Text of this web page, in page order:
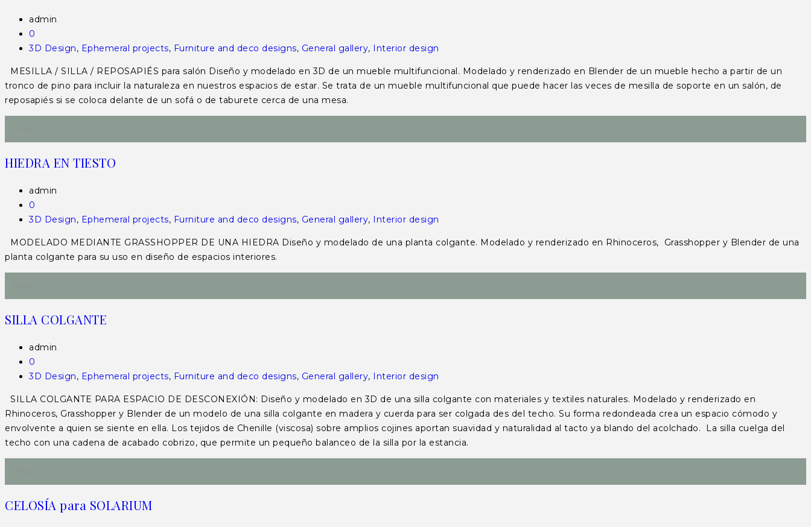
admin
0
3D Design, Ephemeral projects, Furniture and deco designs, General gallery, Interior design
MESILLA / SILLA / REPOSAPIÉS para salón Diseño y modelado en 3D de un mueble multifuncional. Modelado y renderizado en Blender de un mueble hecho a partir de un
tronco de pino para incluir la naturaleza en nuestros espacios de estar. Se trata de un mueble multifuncional que puede hacer las veces de mesilla de soporte en un salón, de
reposapiés si se coloca delante de un sofá o de taburete cerca de una mesa.
HIEDRA EN TIESTO
admin
0
3D Design, Ephemeral projects, Furniture and deco designs, General gallery, Interior design
MODELADO MEDIANTE GRASSHOPPER DE UNA HIEDRA Diseño y modelado de una planta colgante. Modelado y renderizado en Rhinoceros, Grasshopper y Blender de una
planta colgante para su uso en diseño de espacios interiores.
SILLA COLGANTE
admin
0
3D Design, Ephemeral projects, Furniture and deco designs, General gallery, Interior design
SILLA COLGANTE PARA ESPACIO DE DESCONEXIÓN: Diseño y modelado en 3D de una silla colgante con materiales y textiles naturales. Modelado y renderizado en
Rhinoceros, Grasshopper y Blender de un modelo de una silla colgante en madera y cuerda para ser colgada des del techo. Su forma redondeada crea un espacio cómodo y
envolvente a quien se siente en ella. Los tejidos de Chenille (viscosa) sobre amplios cojines aportan suavidad y naturalidad al tacto ya blando del acolchado. La silla cuelga del
techo con una cadena de acabado cobrizo, que permite un pequeño balanceo de la silla por la estancia.
CELOSÍA para SOLARIUM